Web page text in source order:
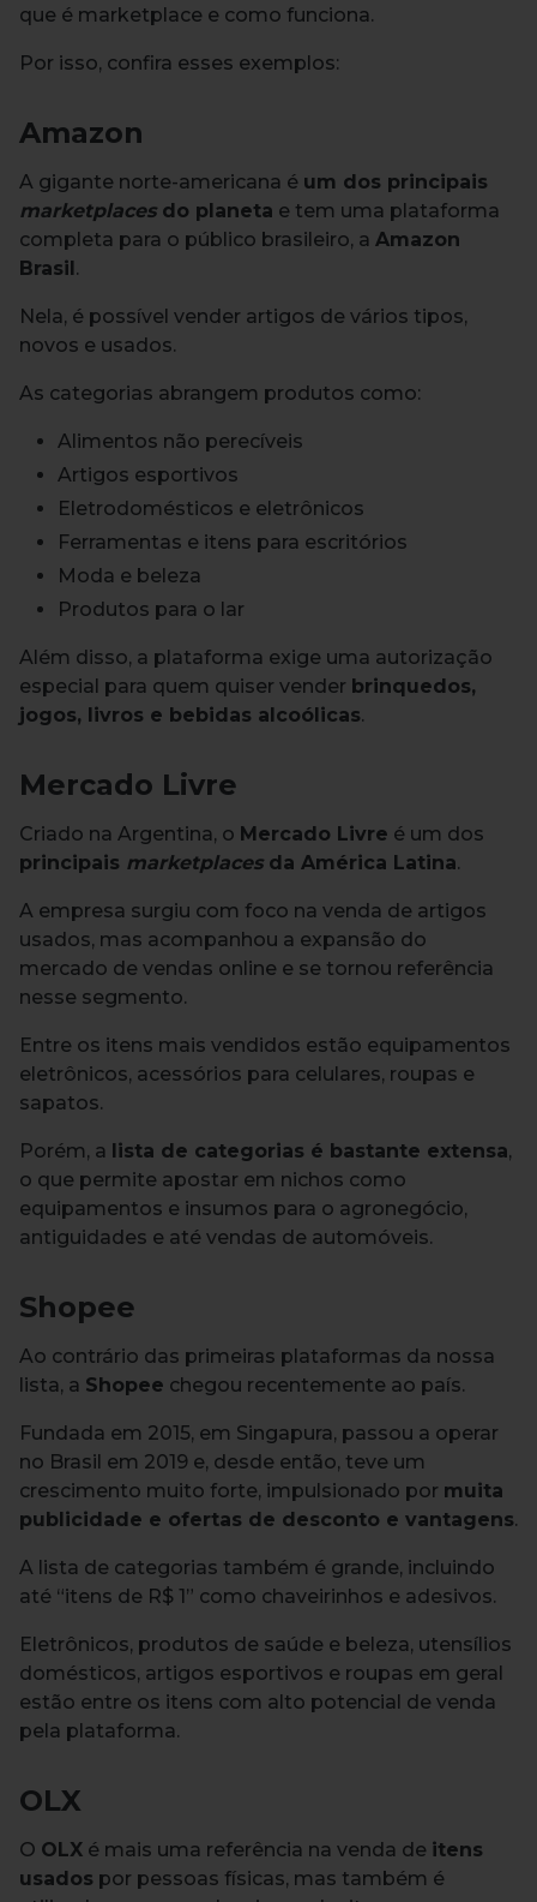
que é marketplace e como funciona.
Por isso, confira esses exemplos:
Amazon
A gigante norte-americana é um dos principais
marketplacesdo planeta e tem uma plataforma
completa para o público brasileiro, a Amazon
Brasil.
Nela, é possível vender artigos de vários tipos,
novos e usados.
As categorias abrangem produtos como:
Alimentos não perecíveis
Artigos esportivos
Eletrodomésticos e eletrônicos
Ferramentas e itens para escritórios
Moda e beleza
Produtos para o lar
Além disso, a plataforma exige uma autorização
especial para quem quiser vender brinquedos,
jogos, livros e bebidas alcoólicas.
Mercado Livre
Criado na Argentina, o Mercado Livre é um dos
principais marketplacesda América Latina.
A empresa surgiu com foco na venda de artigos
usados, mas acompanhou a expansão do
mercado de vendas online e se tornou referência
nesse segmento.
Entre os itens mais vendidos estão equipamentos
eletrônicos, acessórios para celulares, roupas e
sapatos.
Porém, a lista de categorias é bastante extensa,
o que permite apostar em nichos como
equipamentos e insumos para o agronegócio,
antiguidades e até vendas de automóveis.
Shopee
Ao contrário das primeiras plataformas da nossa
lista, a Shopee chegou recentemente ao país.
Fundada em 2015, em Singapura, passou a operar
no Brasil em 2019 e, desde então, teve um
crescimento muito forte, impulsionado por muita
publicidade e ofertas de desconto e vantagens.
A lista de categorias também é grande, incluindo
até “itens de R$ 1” como chaveirinhos e adesivos.
Eletrônicos, produtos de saúde e beleza, utensílios
domésticos, artigos esportivos e roupas em geral
estão entre os itens com alto potencial de venda
pela plataforma.
OLX
O OLX é mais uma referência na venda de itens
usados por pessoas físicas, mas também é